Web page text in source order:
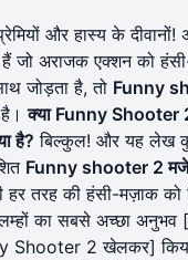
और हास्य के
जो अराजक एक्शन को
जोड़ता है, तो Funny
है।क्या Funny Shooter
है? बिल्कुल! और यह लेख
Funny shooter 2
हर तरह की हंसी-मज़ाक को
का सबसे अच्छा अनुभव
Shooter 2 खेलकर]